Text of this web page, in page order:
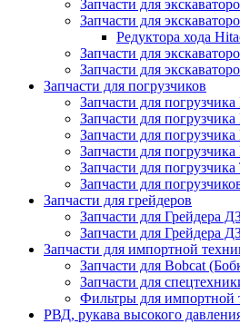
Запчасти для
Запчасти для
Редуктора хода
Запчасти для
Запчасти для
Запчасти для погрузчиков
Запчасти для
Запчасти для
Запчасти для
Запчасти для
Запчасти для
Запчасти для
Запчасти для грейдеров
Запчасти для Грейдера
Запчасти для Грейдера
Запчасти для импортной
Запчасти для Bobcat
Запчасти для
Фильтры для импортной
РВД, рукава высокого